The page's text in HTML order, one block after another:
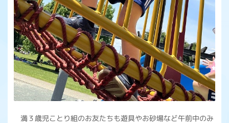
満３歳児ことり組のお友たちも遊具やお砂場など午前中のみ